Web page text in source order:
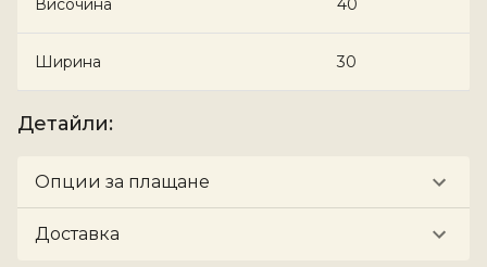
Височина 40
Ширина 30
Детайли:
Опции за плащане
Доставка